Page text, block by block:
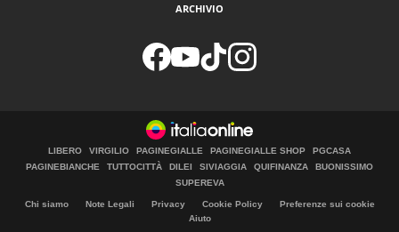
ARCHIVIO
LIBERO VIRGILIO PAGINEGIALLE PAGINEGIALLE SHOP
PGCASA
PAGINEBIANCHE
TUTTOCITTÀ DILEI SIVIAGGIA QUIFINANZA
BUONISSIMO
SUPEREVA
Chi siamo Note Legali Privacy Cookie Policy
Preferenze sui cookie
Aiuto